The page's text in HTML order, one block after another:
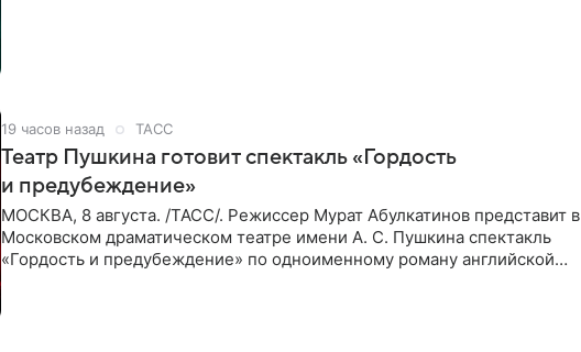
19 часов назад ТАСС
Театр Пушкина готовит спектакль «Гордость
и предубеждение»
МОСКВА, 8 августа. /ТАСС/. Режиссер Мурат Абулкатинов представит в
Московском драматическом театре имени А. С. Пушкина спектакль
«Гордость и предубеждение» по одноименному роману английской